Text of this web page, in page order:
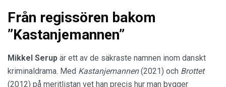
Från regissören bakom
”Kastanjemannen”
Mikkel Serup är ett av de säkraste namnen inom danskt
kriminaldrama. Med Kastanjemannen(2021) och Brottet
(2012) på meritlistan vet han precis hur man bygger